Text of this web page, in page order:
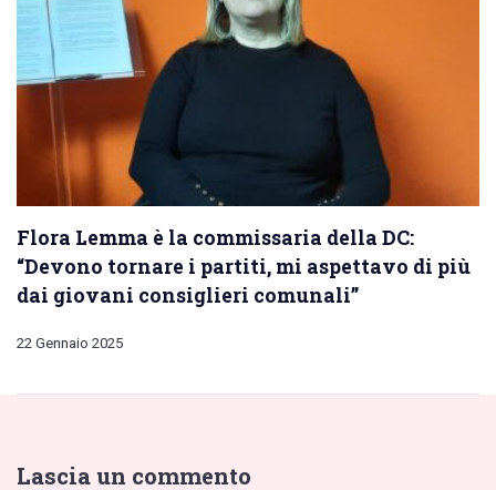
Flora Lemma è la commissaria della DC:
“Devono tornare i partiti, mi aspettavo di più
dai giovani consiglieri comunali”
22 Gennaio 2025
Lascia un commento